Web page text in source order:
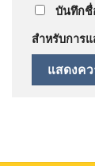
บันทึกชื่
สำหรับการ